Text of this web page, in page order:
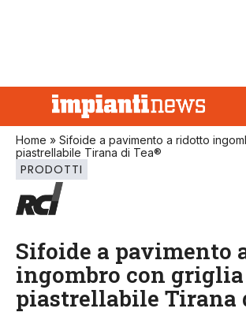
Home » Sifoide a pavimento a ridotto
piastrellabile Tirana di Tea®
PRODOTTI
Sifoide a pavimento
ingombro con griglia
piastrellabile Tirana